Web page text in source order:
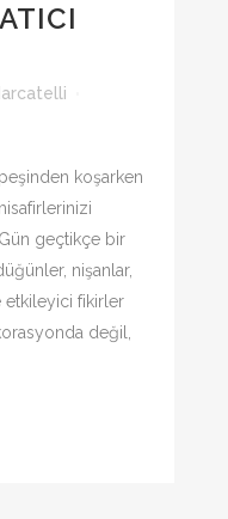
koşarken
geçtikçe bir
nişanlar,
etkileyici fikirler
değil,